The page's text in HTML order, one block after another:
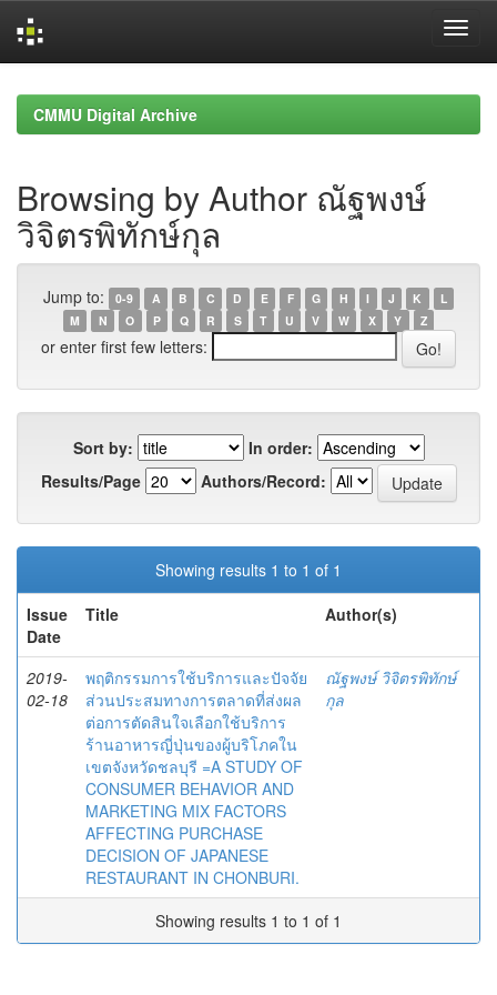
navigationCMMU Digital Archive
Browsing by Author ณัฐพงษ์
วิจิตรพิทักษ์กุล
Jump to: 0-9 A B C D E F G H I J K
L
M
N O P Q R S T U V W X Y Z
or enter first few letters:
Sort by:
In order:
Results/Page
Authors/Record:
Showing results 1 to 1 of 1
Issue
Date
Title Author(s)
2019-
02-18
พฤติกรรมการใช้บริการและปัจจัย
ส่วนประสมทางการตลาดที่ส่งผล
ต่อการตัดสินใจเลือกใช้บริการ
ร้านอาหารญี่ปุ่นของผู้บริโภคใน
เขตจังหวัดชลบุรี =A STUDY OF
CONSUMER BEHAVIOR AND
MARKETING MIX FACTORS
AFFECTING PURCHASE
DECISION OF JAPANESE
RESTAURANT IN CHONBURI.
ณัฐพงษ์ วิจิตรพิทักษ์
กุล
Showing results 1 to 1 of 1